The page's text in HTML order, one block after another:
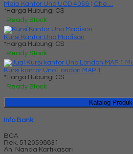
Meja Kantor Uno UOD 4056 ( Che....
*Harga Hubungi CS
Ready Stock
Kursi Kantor Uno Madison
*Harga Hubungi CS
Ready Stock
Kursi kantor Uno London MAP 1
*Harga Hubungi CS
Ready Stock
Katalog Produk
Info Bank
BCA
Rek. 5120598831
An. Nanda Kartikasari